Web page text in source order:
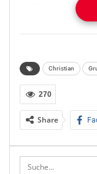
2009 mit 25
„Ich kenne
engagierten und
unserer
Österreichischen
Kast: Gruber
„Mit fast einem
Christian
270
Share